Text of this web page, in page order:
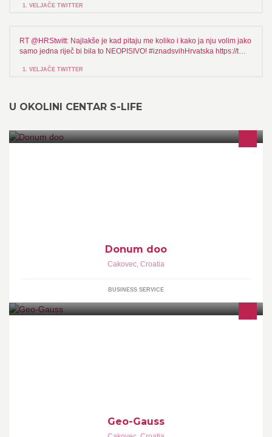
1. VELJAČE TWITTER
RT @HRStwitt: Najlakše je kad pitaju me koliko i kako ja nju volim jako
samo jedna riječ bi bila to NEOPISIVO! #iznadsvihHrvatska https://t…
1. VELJAČE TWITTER
U OKOLINI CENTAR S-LIFE
Donum doo
Cakovec, Croatia
BUSINESS SERVICE
Geo-Gauss